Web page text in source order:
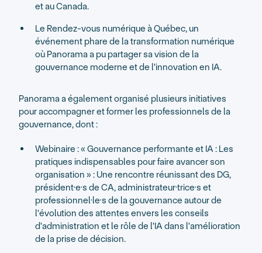
et au Canada.
Le Rendez-vous numérique à Québec, un
événement phare de la transformation numérique
où Panorama a pu partager sa vision de la
gouvernance moderne et de l'innovation en IA.
Panorama a également organisé plusieurs initiatives
pour accompagner et former les professionnels de la
gouvernance, dont :
Webinaire : « Gouvernance performante et IA : Les
pratiques indispensables pour faire avancer son
organisation » : Une rencontre réunissant des DG,
président·e·s de CA, administrateur·trice·s et
professionnel·le·s de la gouvernance autour de
l'évolution des attentes envers les conseils
d'administration et le rôle de l'IA dans l'amélioration
de la prise de décision.